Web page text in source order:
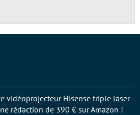
vidéoprojecteur Hisense triple laser
rédaction de 390 € sur Amazon !